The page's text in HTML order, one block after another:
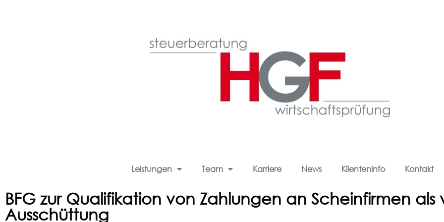
Leistungen Team Karriere News Klienteninfo Kontakt
BFG zur Qualifikation von Zahlungen an Scheinfirmen
Ausschüttung